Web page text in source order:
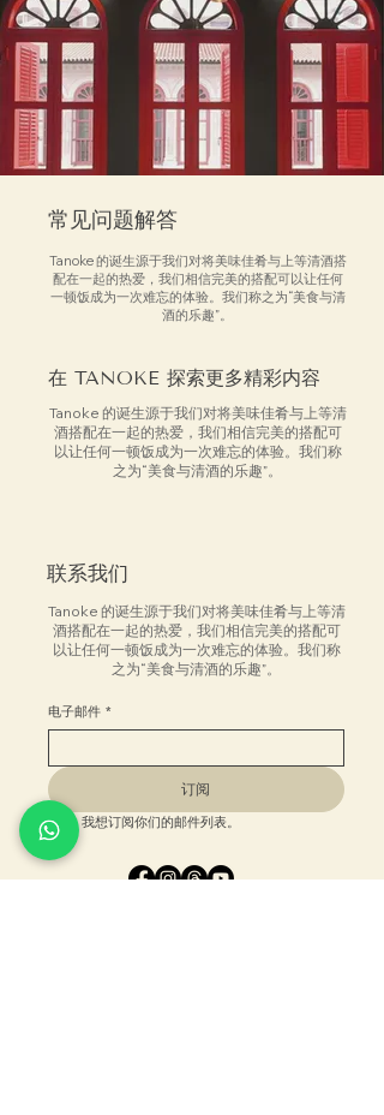
常见问题解答
Tanoke 的诞生源于我们对将美味佳肴与上等清酒搭
配在一起的热爱，我们相信完美的搭配可以让任何
一顿饭成为一次难忘的体验。我们称之为“美食与清
酒的乐趣”。
在 TANOKE 探索更多精彩内容
Tanoke 的诞生源于我们对将美味佳肴与上等清
酒搭配在一起的热爱，我们相信完美的搭配可
以让任何一顿饭成为一次难忘的体验。我们称
之为“美食与清酒的乐趣”。
联系我们
Tanoke 的诞生源于我们对将美味佳肴与上等清
酒搭配在一起的热爱，我们相信完美的搭配可
以让任何一顿饭成为一次难忘的体验。我们称
之为“美食与清酒的乐趣”。
电子邮件 *
订阅
我想订阅你们的邮件列表。